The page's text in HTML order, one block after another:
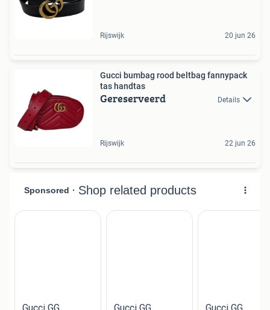
Rijswijk 20 jun 26
Gucci bumbag rood beltbag fannypack
tas handtas
Gereserveerd Details
Rijswijk 22 jun 26